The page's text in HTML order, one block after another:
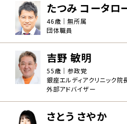
たつみ コータロ
46歳｜無所属
団体職員
吉野 敏明
55歳｜参政党
銀座エルディアクリニック院
外部アドバイザー
さとう さやか